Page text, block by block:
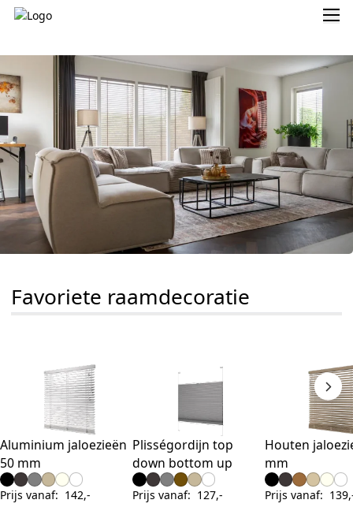
Favoriete raamdecoratie
Aluminium jaloezieën
50 mm
Prijs vanaf: 142,-
Plisségordijn top
down bottom up
Prijs vanaf: 127,-
Houten
mm
Prijs vanaf: